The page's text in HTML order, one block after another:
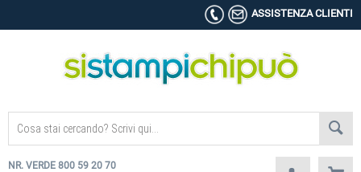
ASSISTENZA CLIENTI
NR. VERDE 800 59 20 70